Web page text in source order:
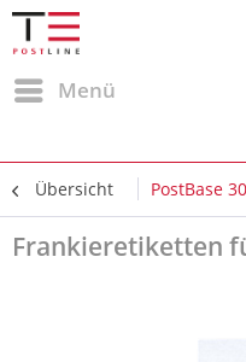
Menü
Übersicht PostBase
Frankieretiketten